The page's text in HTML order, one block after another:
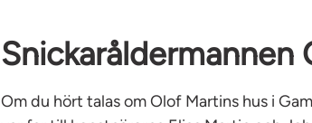
Snickaråldermannen
Om du hört talas om Olof Martins hus i